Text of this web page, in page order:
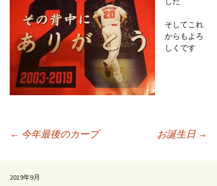
そしてこれ
からもよろ
しくです
投
稿
← 今年最後のカープ お誕生日 →
2019年9月